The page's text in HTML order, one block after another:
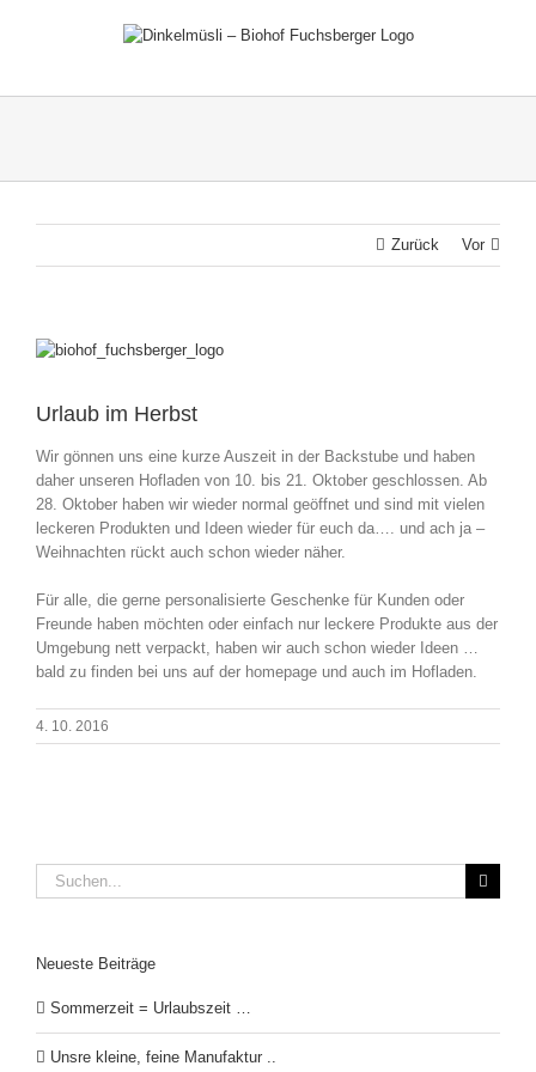
Zurück Vor
Zeige
Urlaub im Herbst
Wir gönnen uns eine kurze Auszeit in der Backstube und haben
daher unseren Hofladen von 10. bis 21. Oktober geschlossen. Ab
28. Oktober haben wir wieder normal geöffnet und sind mit vielen
leckeren Produkten und Ideen wieder für euch da…. und ach ja –
Weihnachten rückt auch schon wieder näher.
Für alle, die gerne personalisierte Geschenke für Kunden oder
Freunde haben möchten oder einfach nur leckere Produkte aus der
Umgebung nett verpackt, haben wir auch schon wieder Ideen …
bald zu finden bei uns auf der homepage und auch im Hofladen.
4. 10. 2016
Suche
nach:
Neueste Beiträge
Sommerzeit = Urlaubszeit …
Unsre kleine, feine Manufaktur ..